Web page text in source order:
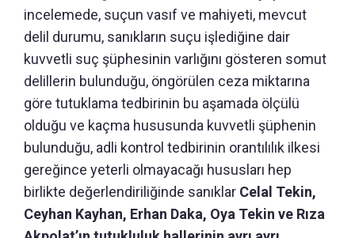
incelemede, suçun vasıf ve mahiyeti, mevcut
delil durumu, sanıkların suçu işlediğine dair
kuvvetli suç şüphesinin varlığını gösteren somut
delillerin bulunduğu, öngörülen ceza miktarına
göre tutuklama tedbirinin bu aşamada ölçülü
olduğu ve kaçma hususunda kuvvetli şüphenin
bulunduğu, adli kontrol tedbirinin orantılılık ilkesi
gereğince yeterli olmayacağı hususları hep
birlikte değerlendiriliğinde sanıklar Celal Tekin,
Ceyhan Kayhan, Erhan Daka, Oya Tekin ve Rıza